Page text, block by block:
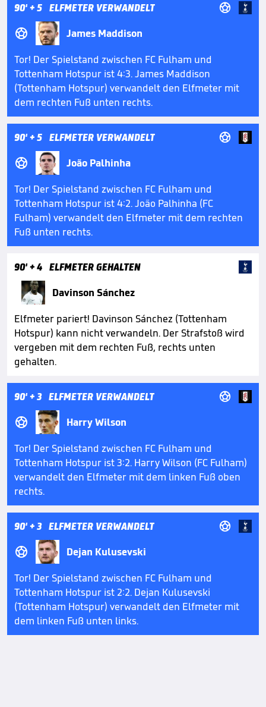
90'+ 5 ELFMETER VERWANDELT 

James Maddison
Tor! Der Spielstand zwischen FC Fulham und
Tottenham Hotspur ist 4:3. James Maddison
(Tottenham Hotspur) verwandelt den Elfmeter mit
dem rechten Fuß unten rechts.
90'+ 5 ELFMETER VERWANDELT 

João Palhinha
Tor! Der Spielstand zwischen FC Fulham und
Tottenham Hotspur ist 4:2. João Palhinha (FC
Fulham) verwandelt den Elfmeter mit dem rechten
Fuß unten rechts.
90'+ 4 ELFMETER GEHALTEN
Davinson Sánchez
Elfmeter pariert! Davinson Sánchez (Tottenham
Hotspur) kann nicht verwandeln. Der Strafstoß wird
vergeben mit dem rechten Fuß, rechts unten
gehalten.
90'+ 3 ELFMETER VERWANDELT 

Harry Wilson
Tor! Der Spielstand zwischen FC Fulham und
Tottenham Hotspur ist 3:2. Harry Wilson (FC Fulham)
verwandelt den Elfmeter mit dem linken Fuß oben
rechts.
90'+ 3 ELFMETER VERWANDELT 

Dejan Kulusevski
Tor! Der Spielstand zwischen FC Fulham und
Tottenham Hotspur ist 2:2. Dejan Kulusevski
(Tottenham Hotspur) verwandelt den Elfmeter mit
dem linken Fuß unten links.